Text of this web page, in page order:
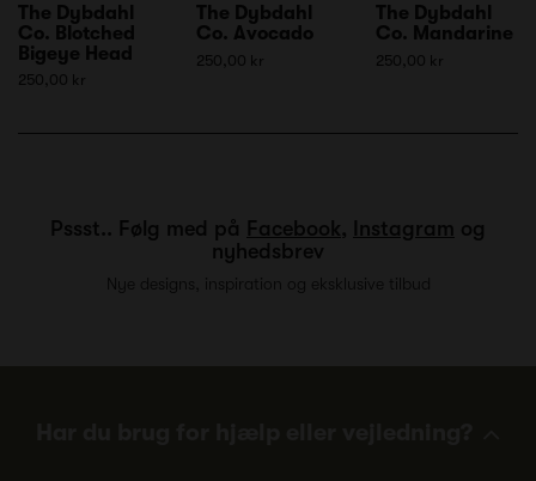
The Dybdahl
Co. Blotched
Bigeye Head
250,00 kr
The Dybdahl
Co. Avocado
250,00 kr
The Dybdahl
Co. Mandarine
250,00 kr
Pssst.. Følg med på Facebook, Instagram og
nyhedsbrev
Nye designs, inspiration og eksklusive tilbud